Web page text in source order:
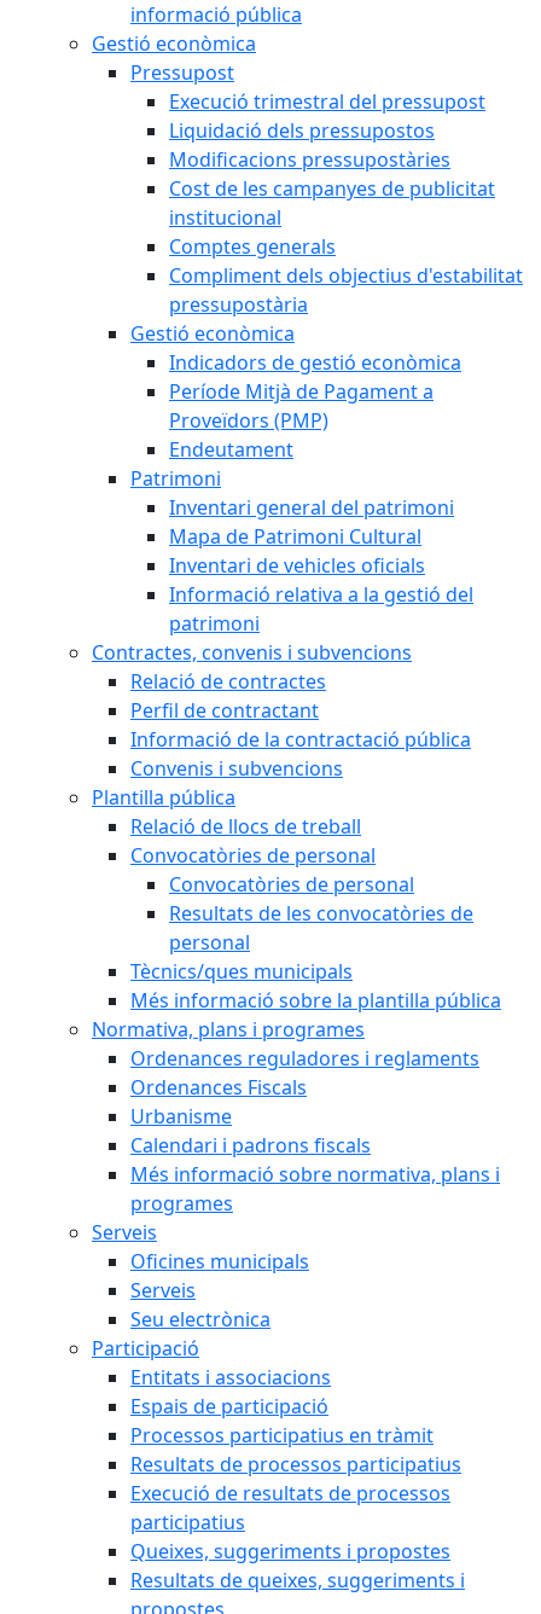
informació pública
Gestió econòmica
Pressupost
Execució trimestral del pressupost
Liquidació dels pressupostos
Modificacions pressupostàries
Cost de les campanyes de publicitat
institucional
Comptes generals
Compliment dels objectius d'estabilitat
pressupostària
Gestió econòmica
Indicadors de gestió econòmica
Període Mitjà de Pagament a
Proveïdors (PMP)
Endeutament
Patrimoni
Inventari general del patrimoni
Mapa de Patrimoni Cultural
Inventari de vehicles oficials
Informació relativa a la gestió del
patrimoni
Contractes, convenis i subvencions
Relació de contractes
Perfil de contractant
Informació de la contractació pública
Convenis i subvencions
Plantilla pública
Relació de llocs de treball
Convocatòries de personal
Convocatòries de personal
Resultats de les convocatòries de
personal
Tècnics/ques municipals
Més informació sobre la plantilla pública
Normativa, plans i programes
Ordenances reguladores i reglaments
Ordenances Fiscals
Urbanisme
Calendari i padrons fiscals
Més informació sobre normativa, plans i
programes
Serveis
Oficines municipals
Serveis
Seu electrònica
Participació
Entitats i associacions
Espais de participació
Processos participatius en tràmit
Resultats de processos participatius
Execució de resultats de processos
participatius
Queixes, suggeriments i propostes
Resultats de queixes, suggeriments i